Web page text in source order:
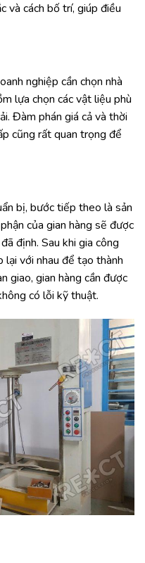
và cách bố trí, giúp điều
nghiệp cần chọn nhà
lựa chọn các vật liệu phù
Đàm phán giá cả và thời
cũng rất quan trọng để
bị, bước tiếp theo là sản
của gian hàng sẽ được
định. Sau khi gia công
lại với nhau để tạo thành
giao, gian hàng cần được
có lỗi kỹ thuật.